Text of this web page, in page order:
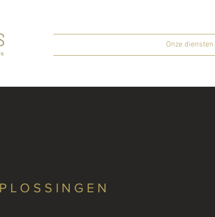
Onze diensten